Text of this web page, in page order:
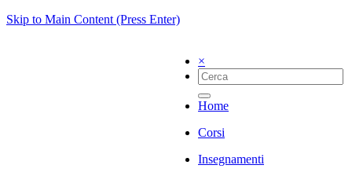
Skip to Main Content (Press Enter)
×
Home
Corsi
Insegnamenti